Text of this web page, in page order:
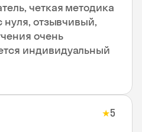
четкая методика
нуля, отзывчивый,
очень
индивидуальный
★5